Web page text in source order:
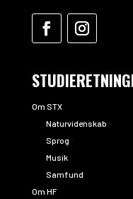
Om STX
Naturvidenskab
Sprog
Musik
Samfund
Om HF